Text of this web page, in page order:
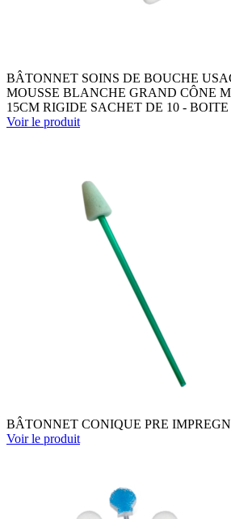
BÂTONNET SOINS DE BOUCHE
MOUSSE BLANCHE GRAND CÔNE
15CM RIGIDE SACHET DE 10 - BOITE
Voir le produit
BÂTONNET CONIQUE PRE
Voir le produit